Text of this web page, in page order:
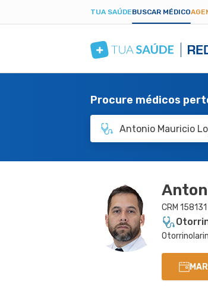
TUA SAÚDEBUSCAR MÉDICO
Procure médicos
CRM 158131